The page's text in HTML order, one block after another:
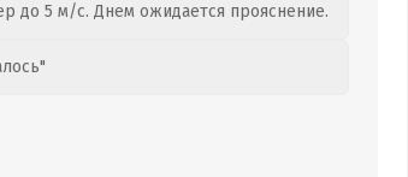
до 5 м/с. Днем ожидается прояснение.